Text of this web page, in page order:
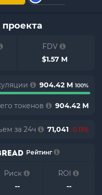
FDV
$1.57 M
904.42 M 100%
токенов 904.42 M
за 24ч 71,041 -0.13%
Рейтинг
Риск
--
ROI
--